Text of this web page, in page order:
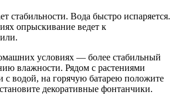
стабильности. Вода быстро испаряется.
опрыскивание ведет к
условиях — более стабильный
влажности. Рядом с растениями
с водой, на горячую батарею положите
декоративные фонтанчики.